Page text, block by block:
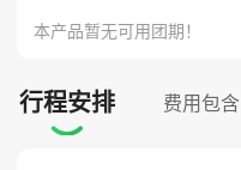
本产品暂无可用团期！
行程安排 费用包含
